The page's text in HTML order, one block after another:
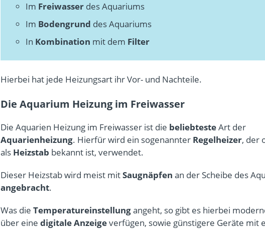
Im Freiwasserdes Aquariums
Im Bodengrund des Aquariums
In Kombination mit dem Filter
Hierbei hat jede Heizungsart ihr Vor- und Nachteile.
Die Aquarium Heizung im Freiwasser
Die Aquarien Heizung im Freiwasser ist die beliebtesteArt der
Aquarienheizung. Hierfür wird ein sogenannter Regelheizer, der
als Heizstab bekannt ist, verwendet.
Dieser Heizstab wird meist mitSaugnäpfen an der Scheibe des
angebracht.
Was die Temperatureinstellungangeht, so gibt es hierbei
über eine digitale Anzeigeverfügen, sowie günstigere Geräte mit